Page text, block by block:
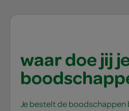
waar doe jij
Je bestelt de boodschappen